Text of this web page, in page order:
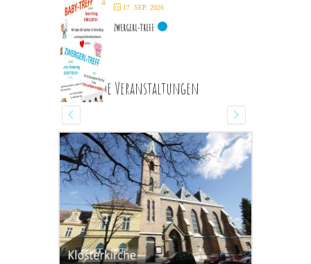
17. SEP. 2026
ZWERGERL-TREFF
Kommende Veranstaltungen